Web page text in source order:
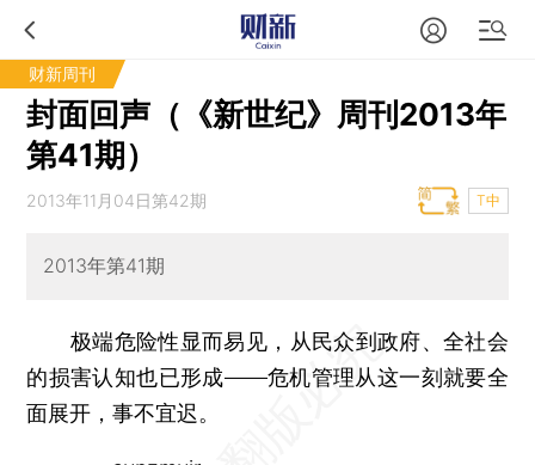
财新周刊
封面回声（《新世纪》周刊2013年
第41期）
2013年11月04日第42期 T中
2013年第41期
极端危险性显而易见，从民众到政府、全社会
的损害认知也已形成——危机管理从这一刻就要全
面展开，事不宜迟。